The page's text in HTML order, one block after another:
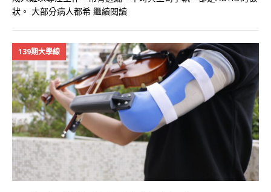
狀。 大部分病人都希 繼續閱讀
139期大學線